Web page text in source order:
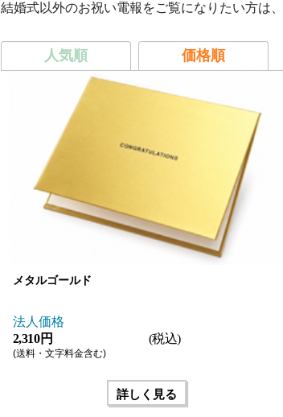
結婚式以外のお祝い電報をご覧になりたい方は、
人気順 価格順
メタルゴールド
法人価格
2,310 円
(税込)
(送料・文字料金含む)
詳しく見る